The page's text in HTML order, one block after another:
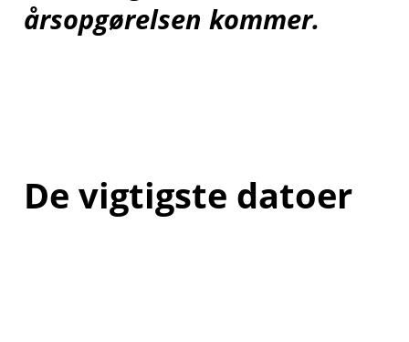
årsopgørelsen kommer.
De vigtigste datoer